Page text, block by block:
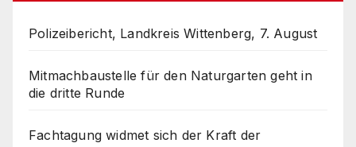
Polizeibericht, Landkreis Wittenberg, 7. August
Mitmachbaustelle für den Naturgarten geht in
die dritte Runde
Fachtagung widmet sich der Kraft der